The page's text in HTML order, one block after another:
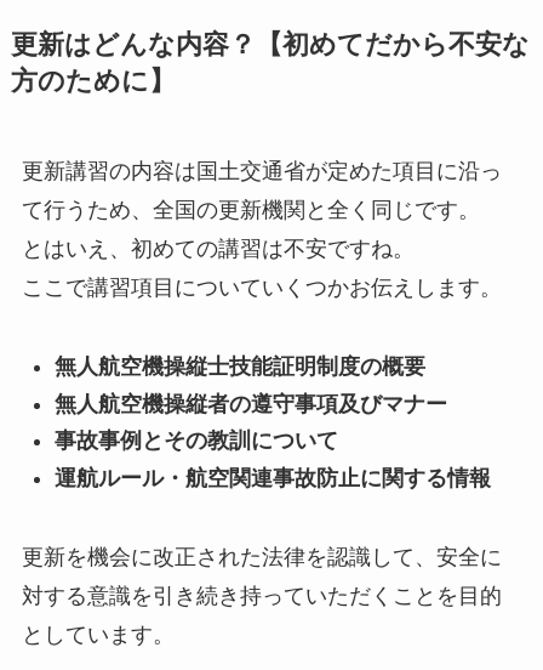
更新はどんな内容？【初めてだから不安な
方のために】
更新講習の内容は国土交通省が定めた項目に沿っ
て行うため、全国の更新機関と全く同じです。
とはいえ、初めての講習は不安ですね。
ここで講習項目についていくつかお伝えします。
無人航空機操縦士技能証明制度の概要
無人航空機操縦者の遵守事項及びマナー
事故事例とその教訓について
運航ルール・航空関連事故防止に関する情報
更新を機会に改正された法律を認識して、安全に
対する意識を引き続き持っていただくことを目的
としています。